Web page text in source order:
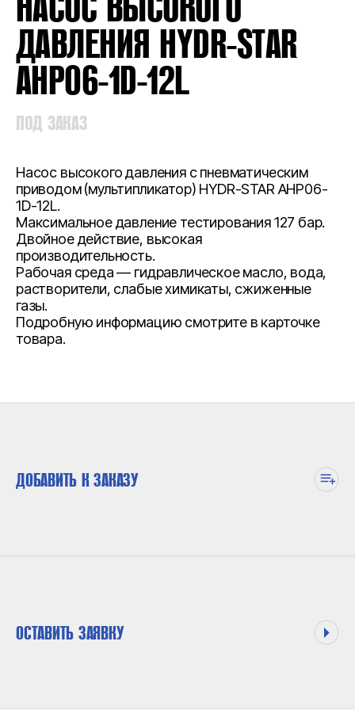
ДАВЛЕНИЯ HYDR-STAR
AHP06-1D-12L
ПОД ЗАКАЗ
Насос высокого давления с пневматическим
приводом (мультипликатор) HYDR-STAR AHP06-
1D-12L.
Максимальное давление тестирования 127 бар.
Двойное действие, высокая
производительность.
Рабочая среда — гидравлическое масло, вода,
растворители, слабые химикаты, сжиженные
газы.
Подробную информацию смотрите в карточке
товара.
ДОБАВИТЬ К ЗАКАЗУ
ОСТАВИТЬ ЗАЯВКУ